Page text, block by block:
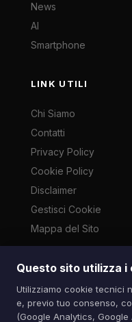
Questo sito utilizza i
Utilizziamo cookie tecnici
e, previo tuo consenso,
(Google Analytics,
News
AI
Smartphone
LINK UTILI
Chi Siamo
Contatti
Privacy Policy
Cookie Policy
Disclaimer
Gestisci Cookie
Mappa del Sito
Le immagini presenti
cronaca ai sensi